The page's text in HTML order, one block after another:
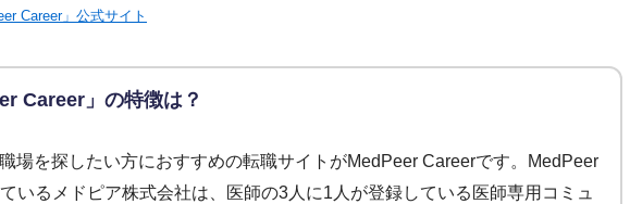
400件
Career」公式サイト
Career」の特徴は？
場を探したい方におすすめの転職サイトがMedPeer Careerです。MedPeer
いるメドピア株式会社は、医師の3人に1人が登録している医師専用コミュ